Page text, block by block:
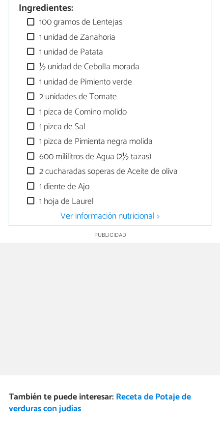
Ingredientes:
100 gramos de Lentejas
1 unidad de Zanahoria
1 unidad de Patata
½ unidad de Cebolla morada
1 unidad de Pimiento verde
2 unidades de Tomate
1 pizca de Comino molido
1 pizca de Sal
1 pizca de Pimienta negra molida
600 mililitros de Agua (2½ tazas)
2 cucharadas soperas de Aceite de oliva
1 diente de Ajo
1 hoja de Laurel
Ver información nutricional >
También te puede interesar: Receta de Potaje de
verduras con judías